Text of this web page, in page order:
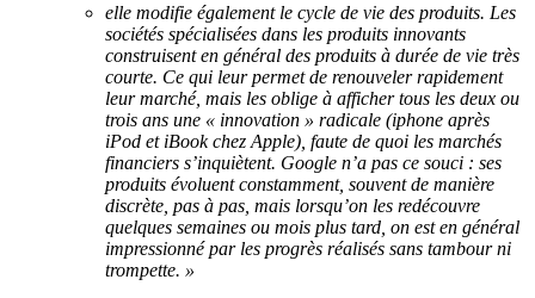
elle modifie également le cycle de vie des produits. Les
sociétés spécialisées dans les produits innovants
construisent en général des produits à durée de vie très
courte. Ce qui leur permet de renouveler rapidement
leur marché, mais les oblige à afficher tous les deux ou
trois ans une « innovation » radicale (iphone après
iPod et iBook chez Apple), faute de quoi les marchés
financiers s’inquiètent. Google n’a pas ce souci : ses
produits évoluent constamment, souvent de manière
discrète, pas à pas, mais lorsqu’on les redécouvre
quelques semaines ou mois plus tard, on est en général
impressionné par les progrès réalisés sans tambour ni
trompette. »